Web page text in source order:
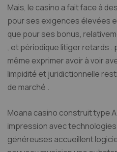
Mais, le casino a fait face à
pour ses exigences élevées
que pour ses bonus,
, et périodique litiger retards .
même exprimer avoir à voir
limpidité et juridictionnelle
de marché .
Moana casino construit type
impression avec technologies
généreuses accueillent